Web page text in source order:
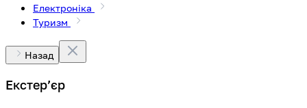
Електроніка
Туризм
Назад
Екстерʼєр